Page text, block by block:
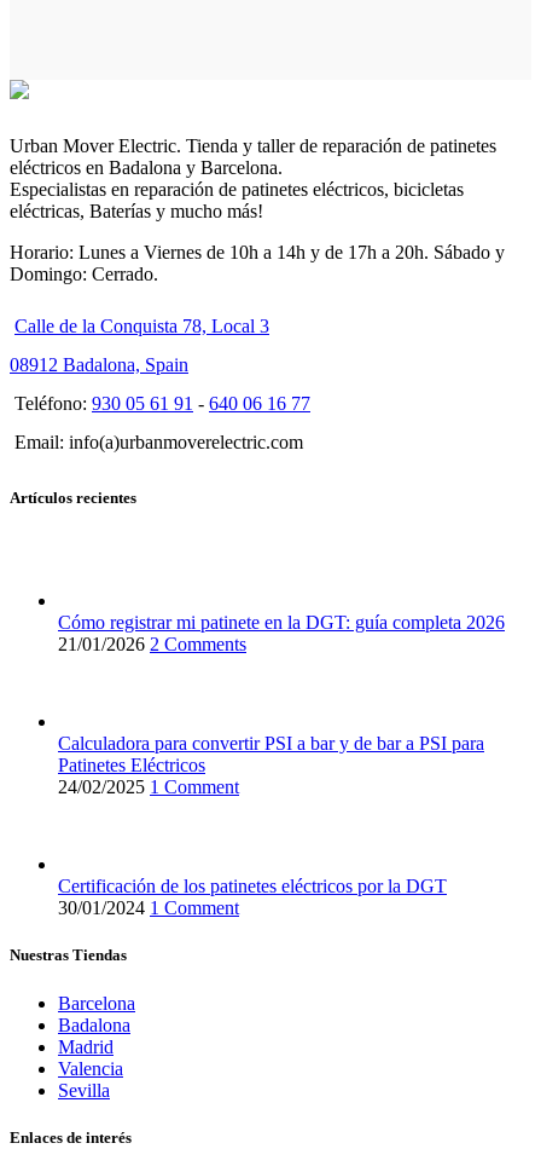
Urban Mover Electric. Tienda y taller de reparación de patinetes
eléctricos en Badalona y Barcelona.
Especialistas en reparación de patinetes eléctricos, bicicletas
eléctricas, Baterías y mucho más!
Horario: Lunes a Viernes de 10h a 14h y de 17h a 20h. Sábado y
Domingo: Cerrado.
Calle de la Conquista 78, Local 3
08912 Badalona, Spain
Teléfono: 930 05 61 91 - 640 06 16 77
Email: info(a)urbanmoverelectric.com
Artículos recientes
Cómo registrar mi patinete en la DGT: guía completa 2026
21/01/2026 2 Comments
Calculadora para convertir PSI a bar y de bar a PSI para
Patinetes Eléctricos
24/02/2025 1 Comment
Certificación de los patinetes eléctricos por la DGT
30/01/2024 1 Comment
Nuestras Tiendas
Barcelona
Badalona
Madrid
Valencia
Sevilla
Enlaces de interés